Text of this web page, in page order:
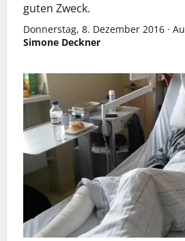
guten Zweck.
Donnerstag, 8. Dezember 2016 ·
Simone Deckner